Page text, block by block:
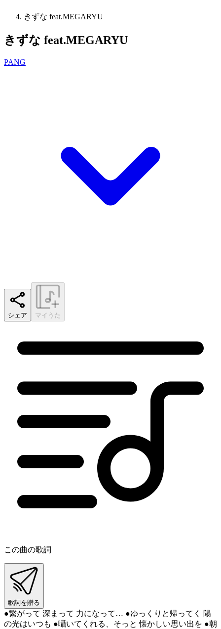
きずな feat.MEGARYU
きずな feat.MEGARYU
PANG
シェア マイうた
この曲の歌詞
歌詞を贈る
●繋がって 深まって 力になって… ●ゆっくりと帰ってく 陽
の光はいつも ●囁いてくれる、そっと 懐かしい思い出を ●朝